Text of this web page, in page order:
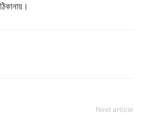
Next article